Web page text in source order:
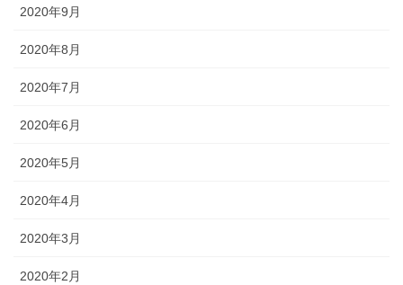
2020年9月
2020年8月
2020年7月
2020年6月
2020年5月
2020年4月
2020年3月
2020年2月